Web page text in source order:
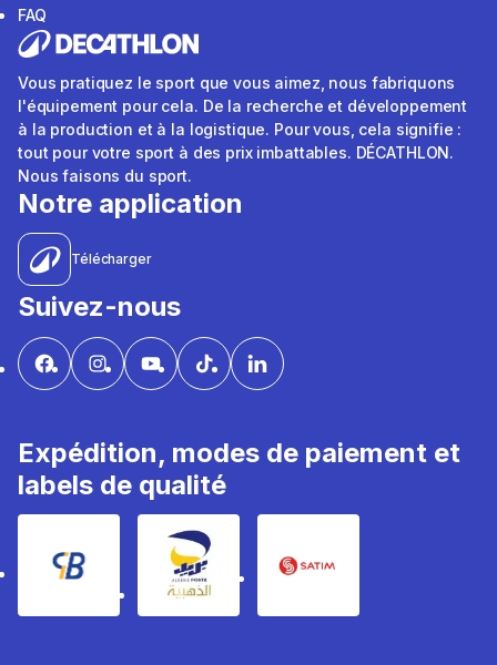
FAQ
Vous pratiquez le sport que vous aimez, nous fabriquons
l'équipement pour cela. De la recherche et développement
à la production et à la logistique. Pour vous, cela signifie :
tout pour votre sport à des prix imbattables. DÉCATHLON.
Nous faisons du sport.
Notre application
Télécharger
Suivez-nous
Expédition, modes de paiement et
labels de qualité